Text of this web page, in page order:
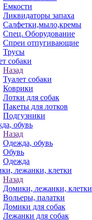
Емкости
Ликвидаторы запаха
Салфетки,мыло,кремы
Спец. Оборудование
Спреи отпугивающие
Трусы
собаки
Назад
Туалет собаки
Коврики
Лотки для собак
Пакеты для лотков
Подгузники
обувь
Назад
Одежда, обувь
Обувь
Одежда
лежанки, клетки
Назад
Домики, лежанки, клетки
Вольеры, палатки
Домики для собак
Лежанки для собак